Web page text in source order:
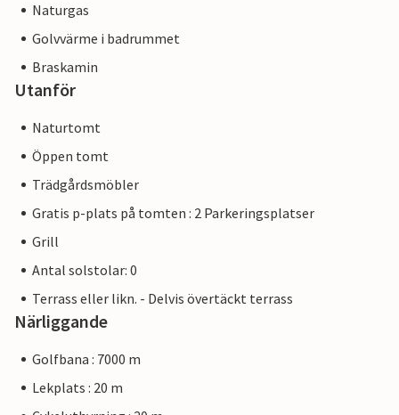
Naturgas
Golvvärme i badrummet
Braskamin
Utanför
Naturtomt
Öppen tomt
Trädgårdsmöbler
Gratis p-plats på tomten : 2 Parkeringsplatser
Grill
Antal solstolar: 0
Terrass eller likn. - Delvis övertäckt terrass
Närliggande
Golfbana : 7000 m
Lekplats : 20 m